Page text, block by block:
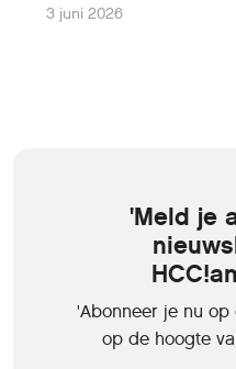
3 juni 2026
'Meld je
'Abonneer je nu
op de hoogte